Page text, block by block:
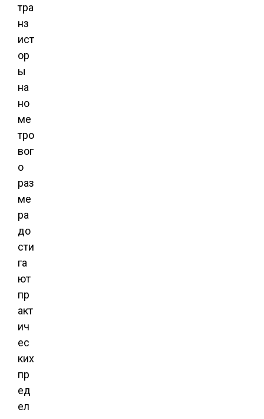
тра
нз
ист
ор
ы
на
но
ме
тро
вог
о
раз
ме
ра
до
сти
га
ют
пр
акт
ич
ес
ких
пр
ед
ел